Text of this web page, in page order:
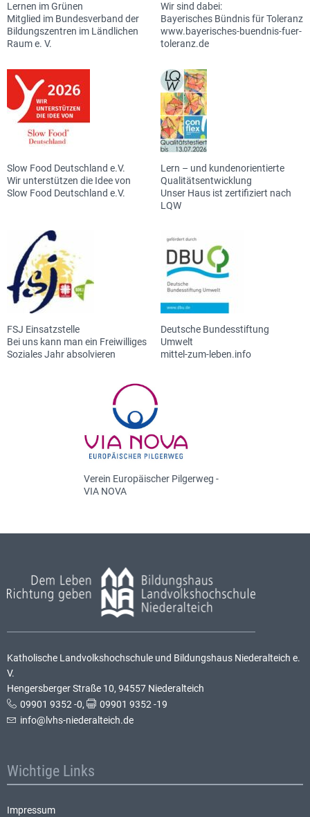
Lernen im Grünen
Mitglied im Bundesverband der
Bildungszentren im Ländlichen
Raum e. V.
Wir sind dabei:
Bayerisches Bündnis für Toleranz
www.bayerisches-buendnis-fuer-
toleranz.de
Slow Food Deutschland e.V.
Wir unterstützen die Idee von
Slow Food Deutschland e.V.
Lern – und kundenorientierte
Qualitätsentwicklung
Unser Haus ist zertifiziert nach
LQW
FSJ Einsatzstelle
Bei uns kann man ein Freiwilliges
Soziales Jahr absolvieren
Deutsche Bundesstiftung
Umwelt
mittel-zum-leben.info
Verein Europäischer Pilgerweg -
VIA NOVA
Katholische Landvolkshochschule und Bildungshaus Niederalteich e.
V.
Hengersberger Straße 10, 94557 Niederalteich
09901 9352 -0,
09901 9352 -19
info@lvhs-niederalteich.de
Wichtige Links
Impressum